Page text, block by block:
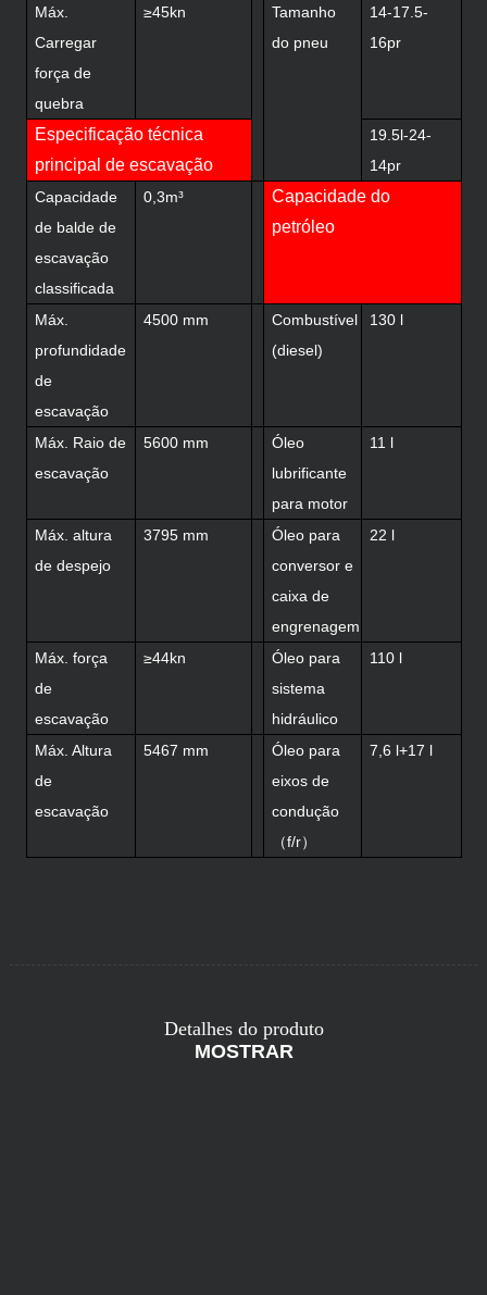
Máx.
Carregar
força de
quebra
≥45kn
Tamanho
do pneu
14-17.5-
16pr
Especificação técnica
principal de escavação
19.5l-24-
14pr
Capacidade
de balde de
escavação
classificada
0,3m³
Capacidade do
petróleo
Máx.
profundidade
de
escavação
4500 mm
Combustível
(diesel)
130 l
Máx. Raio de
escavação
5600 mm
Óleo
lubrificante
para motor
11 l
Máx. altura
de despejo
3795 mm
Óleo para
conversor e
caixa de
engrenagem
22 l
Máx. força
de
escavação
≥44kn
Óleo para
sistema
hidráulico
110 l
Máx. Altura
de
escavação
5467 mm
Óleo para
eixos de
condução
（f/r）
7,6 l+17 l
Detalhes do produto
MOSTRAR